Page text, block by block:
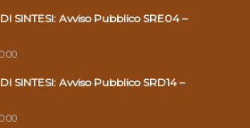
SINTESI: Avviso Pubblico SRE04 –
SINTESI: Avviso Pubblico SRD14 –